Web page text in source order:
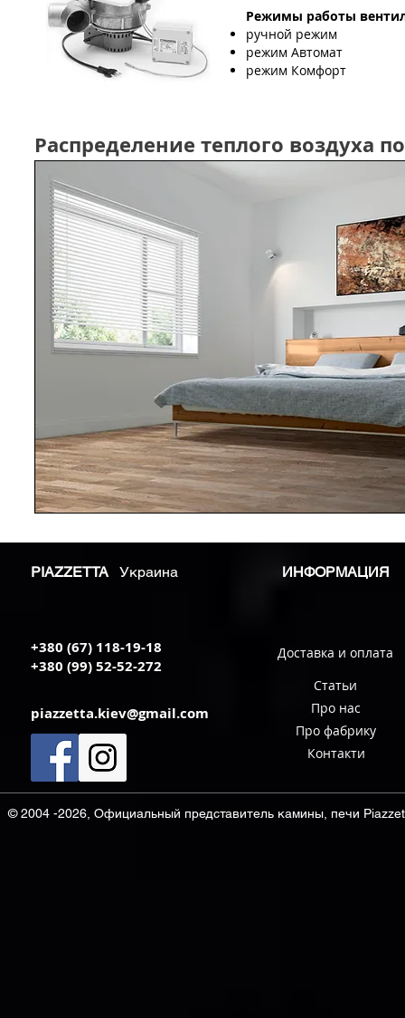
Режимы работы
ручной режим
режим Автомат
режим Комфорт
Распределение теплого воздуха
PIAZZETTA Украина ИНФОРМАЦИЯ
+380 (67) 118-19-18
+380 (99) 52-52-272
Доставка и оплата
Статьи
piazzetta.kiev@gmail.com
Про нас
Про фабрику
Контакти
© 2004 -2026, Официальный представитель камины, печи